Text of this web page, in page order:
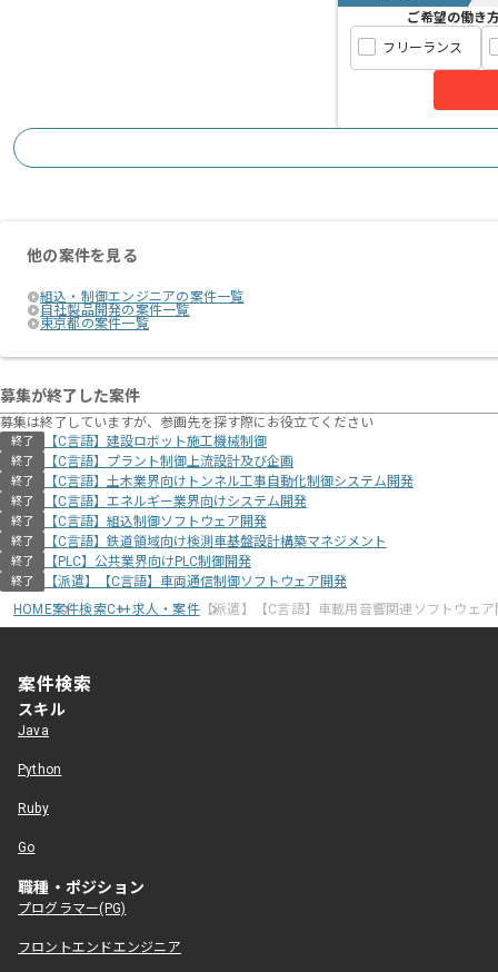
ご希望の働き
フリーランス
他の案件を見る
組込・制御エンジニアの案件一覧
自社製品開発の案件一覧
東京都の案件一覧
募集が終了した案件
募集は終了していますが、参画先を探す際にお役立てください
終了 【C言語】建設ロボット施工機械制御
終了 【C言語】プラント制御上流設計及び企画
終了 【C言語】土木業界向けトンネル工事自動化制御システム開発
終了 【C言語】エネルギー業界向けシステム開発
終了 【C言語】組込制御ソフトウェア開発
終了 【C言語】鉄道領域向け検測車基盤設計構築マネジメント
終了 【PLC】公共業界向けPLC制御開発
終了
【派遣】【C言語】車両通信制御ソフトウェア開発
HOME案件検索C++求人・案件【派遣】【C言語】車載用音響関連ソフトウェ
案件検索
スキル
Java
Python
Ruby
Go
職種・ポジション
プログラマー(PG)
フロントエンドエンジニア